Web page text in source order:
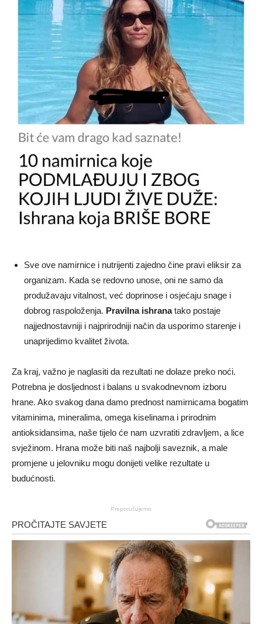
Sve ove namirnice i nutrijenti zajedno čine pravi eliksir za
organizam. Kada se redovno unose, oni ne samo da
produžavaju vitalnost, već doprinose i osjećaju snage i
dobrog raspoloženja. Pravilna ishranatako postaje
najjednostavniji i najprirodniji način da usporimo starenje i
unaprijedimo kvalitet života.
Za kraj, važno je naglasiti da rezultati ne dolaze preko noći.
Potrebna je dosljednost i balans u svakodnevnom izboru
hrane. Ako svakog dana damo prednost namirnicama bogatim
vitaminima, mineralima, omega kiselinama i prirodnim
antioksidansima, naše tijelo će nam uzvratiti zdravljem, a lice
svježinom. Hrana može biti naš najbolji saveznik, a male
promjene u jelovniku mogu donijeti velike rezultate u
budućnosti.
Preporučujemo